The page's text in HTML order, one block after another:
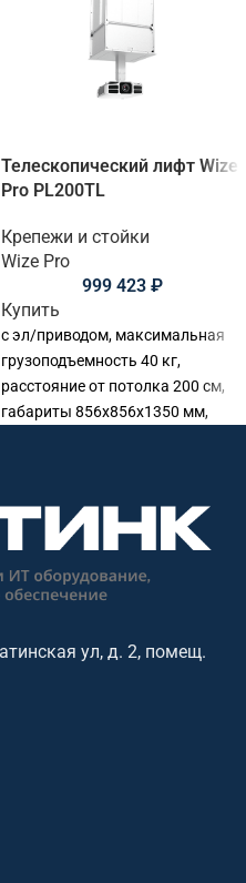
Телескопический лифт Wize
Pro PL200TL
Крепежи и стойки
Wize Pro
999 423 ₽
Купить
с эл/приводом, максимальная
грузоподъемность 40 кг,
расстояние от потолка 200 см,
габариты 856x856x1350 мм,
ул, д. 2, помещ.